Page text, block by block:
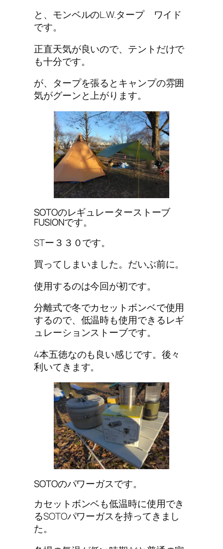
と、 モンベルのL.W.タープ ワイド
です。
正直天気が良いので、テントだけで
も十分です。
が、タープを張るとキャンプの雰囲
気がグーンと上がります。
SOTOのレギュレーターストーブ
FUSIONです。
STー３３０です。
買ってしまいました。だいぶ前に。
使用するのは今回が初です。
分離式で冬でカセットボンベで使用
するので、低温時も使用できるレギ
ュレーションストーブです。
4本五徳なのも良い感じです。後々
利いてきます。
SOTOのパワーガスです。
カセットボンベも低温時に使用でき
るSOTOパワーガスを持ってきまし
た。